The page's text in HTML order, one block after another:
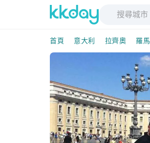
首頁 意大利 拉齊奧 羅馬